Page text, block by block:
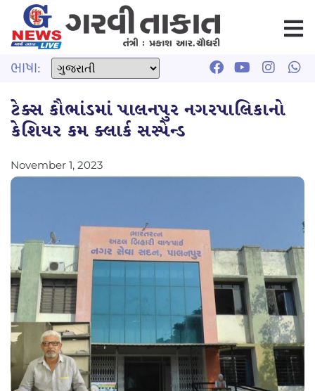
ભાષા:
ટેક્સ કૌભાંડમાં પાલનપુર નગરપાલિકાનો
કેશિયર કમ ક્લાર્ક સસ્પેન્ડ
November 1, 2023